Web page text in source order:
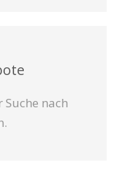
nach